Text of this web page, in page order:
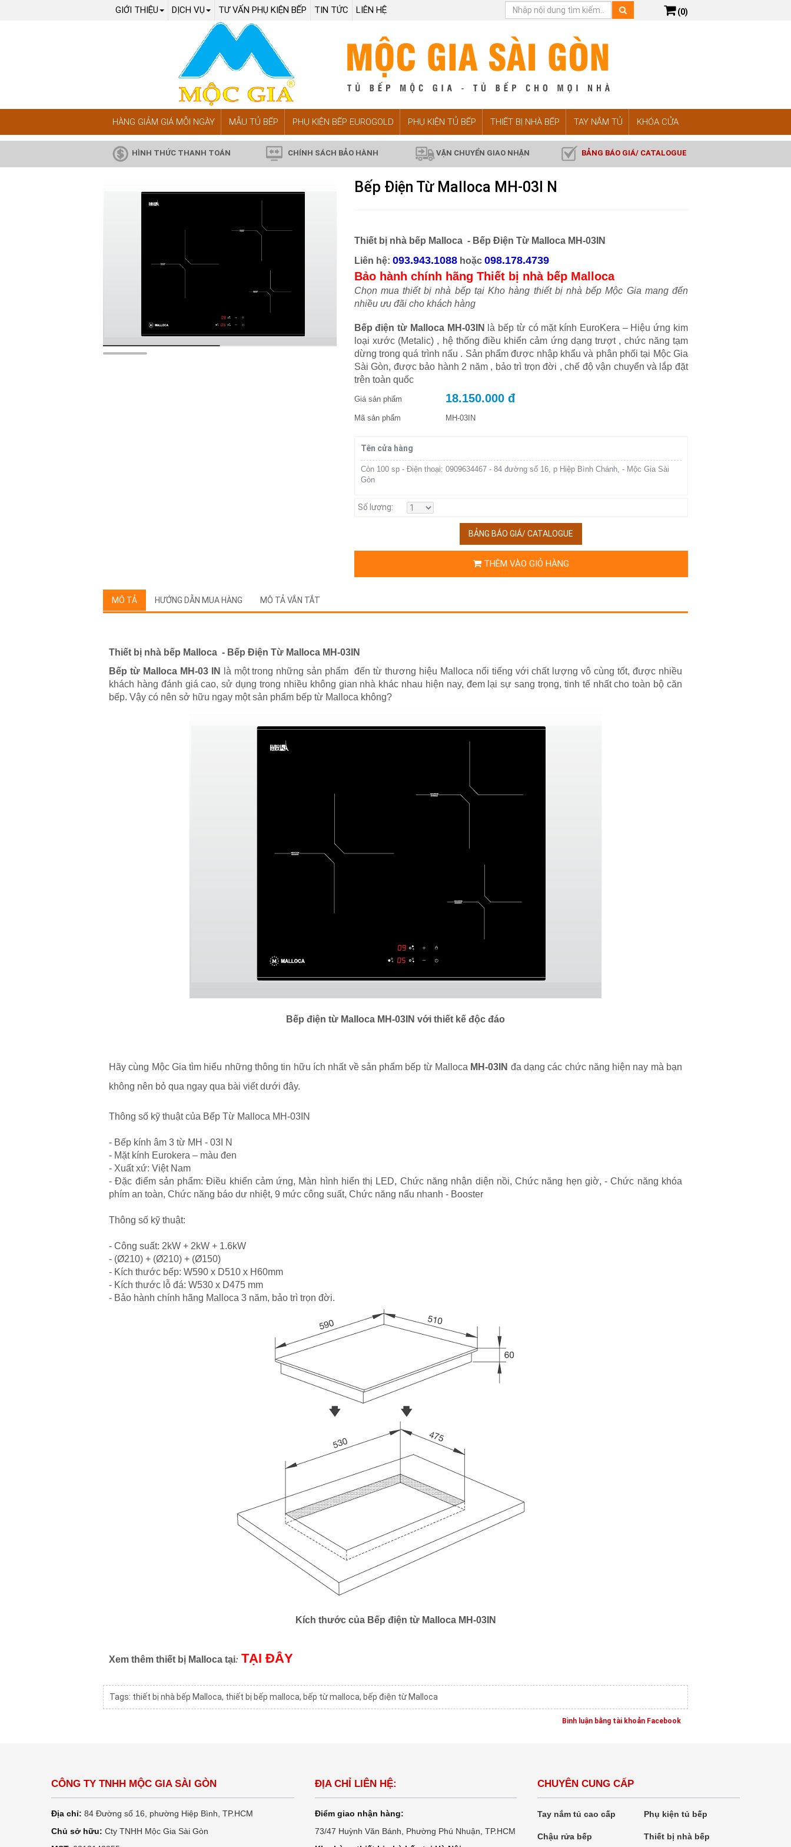
GIỚI THIỆU DỊCH VỤ TƯ VẤN PHỤ KIỆN BẾP TIN TỨC LIÊN HỆ (0)
HÀNG GIẢM GIÁ MỖI NGÀY MẪU TỦ BẾP PHỤ KIỆN BẾP EUROGOLD PHỤ KIỆN TỦ BẾP THIẾT BỊ NHÀ BẾP TAY NẮM TỦ KHÓA CỬA
HÌNH THỨC THANH TOÁN CHÍNH SÁCH BẢO HÀNH VẬN CHUYỂN GIAO NHẬN BẢNG BÁO GIÁ/ CATALOGUE
Bếp Điện Từ Malloca MH-03I N
Thiết bị nhà bếp Malloca - Bếp Điện Từ Malloca MH-03IN
Liên hệ: 093.943.1088hoặc 098.178.4739
Bảo hành chính hãng Thiết bị nhà bếp Malloca
Chọn mua thiết bị nhà bếp tại Kho hàng thiết bị nhà bếp Mộc Gia mang đến
nhiều ưu đãi cho khách hàng
Bếp điện từ Malloca MH-03IN
là bếp từ có mặt kính EuroKera – Hiệu ứng kim
loại xước (Metalic) , hệ thống điều khiển cảm ứng dạng trượt , chức năng tạm
dừng trong quá trình nấu . Sản phẩm được nhập khẩu và phân phối tại Mộc Gia
Sài Gòn, được bảo hành 2 năm , bảo trì trọn đời , chế độ vận chuyển và lắp đặt
trên toàn quốc
Giá sản phẩm 18.150.000 đ
Mã sản phẩm MH-03IN
Tên cửa hàng
Còn 100 sp - Điện thoại: 0909634467 - 84 đường số 16, p Hiệp Bình Chánh, - Mộc Gia Sài
Gòn
Số lượng:
BẢNG BÁO GIÁ/ CATALOGUE
THÊM VÀO GIỎ HÀNG
MÔ TẢ HƯỚNG DẪN MUA HÀNG MÔ TẢ VẮN TẮT
Thiết bị nhà bếp Malloca - Bếp Điện Từ Malloca MH-03IN
Bếp từ Malloca MH-03 IN
là một trong những sản phẩm đến từ thương hiệu Malloca nổi tiếng với chất lượng vô cùng tốt, được nhiều
khách hàng đánh giá cao, sử dụng trong nhiều không gian nhà khác nhau hiện nay, đem lại sự sang trọng, tinh tế nhất cho toàn bộ căn
bếp. Vậy có nên sở hữu ngay một sản phẩm bếp từ Malloca không?
Bếp điện từ Malloca MH-03IN với thiết kế độc đáo
Hãy cùng Mộc Gia tìm hiểu những thông tin hữu ích nhất về sản phẩm bếp từ Malloca MH-03IN đa dạng các chức năng hiện nay mà bạn
không nên bỏ qua ngay qua bài viết dưới đây.
Thông số kỹ thuật của Bếp Từ Malloca MH-03IN
- Bếp kính âm 3 từ MH - 03I N
- Mặt kính Eurokera – màu đen
- Xuất xứ: Việt Nam
- Đặc điểm sản phẩm: Điều khiển cảm ứng, Màn hình hiển thị LED, Chức năng nhận diện nồi, Chức năng hẹn giờ, - Chức năng khóa
phím an toàn, Chức năng báo dư nhiệt, 9 mức công suất, Chức năng nấu nhanh - Booster
Thông số kỹ thuật:
- Công suất: 2kW + 2kW + 1.6kW
- (Ø210) + (Ø210) + (Ø150)
- Kích thước bếp: W590 x D510 x H60mm
- Kích thước lỗ đá: W530 x D475 mm
- Bảo hành chính hãng Malloca 3 năm, bảo trì trọn đời.
Kích thước của Bếp điện từ Malloca MH-03IN
Xem thêm thiết bị Malloca tại: TẠI ĐÂY
Tags: thiết bị nhà bếp Malloca, thiết bị bếp malloca, bếp từ malloca, bếp điện từ Malloca
Bình luận bằng tài khoản Facebook
CÔNG TY TNHH MỘC GIA SÀI GÒN
Địa chỉ: 84 Đường số 16, phường Hiệp Bình, TP.HCM
Chủ sở hữu: Cty TNHH Mộc Gia Sài Gòn
ĐỊA CHỈ LIÊN HỆ:
Điểm giao nhận hàng:
73/47 Huỳnh Văn Bánh, Phường Phú Nhuận, TP.HCM
CHUYÊN CUNG CẤP
Tay nắm tủ cao cấp Phụ kiện tủ bếp
Chậu rửa bếp Thiết bị nhà bếp